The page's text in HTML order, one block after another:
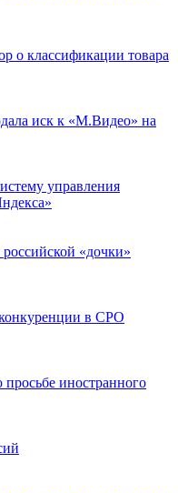
о классификации товара
иск к «М.Видео» на
управления
«дочки»
в СРО
иностранного